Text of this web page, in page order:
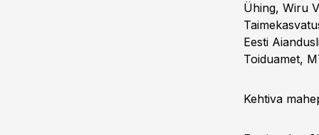
Ühing, Wiru
Eesti
Toiduamet,
Kehtiva